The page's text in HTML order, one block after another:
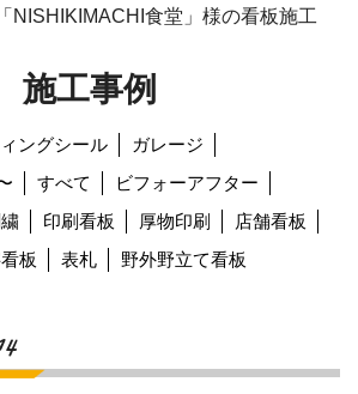
NISHIKIMACHI食堂」様の看板施工
施工事例
ングシール
ガレージ
すべて
ビフォーアフター
印刷看板 厚物印刷
店舗看板
板 表札 野外野立て看板